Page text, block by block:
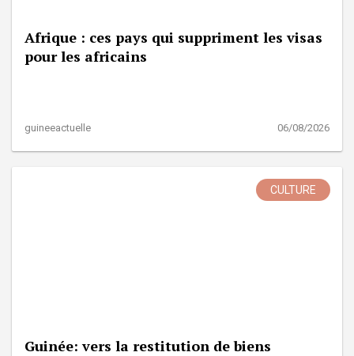
Afrique : ces pays qui suppriment les visas
pour les africains
guineeactuelle 06/08/2026
CULTURE
Guinée: vers la restitution de biens